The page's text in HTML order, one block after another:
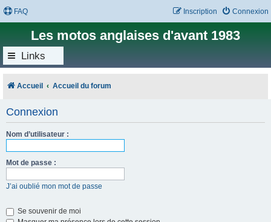
FAQ Connexion
Inscription
Les motos anglaises d'avant 1983
Links
Accueil Accueil du forum
Connexion
Nom d’utilisateur :
Mot de passe :
J’ai oublié mon mot de passe
Se souvenir de moi